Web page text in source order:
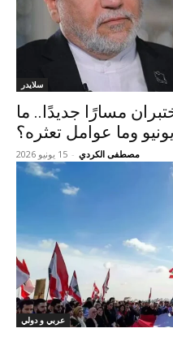
سلايدر
مسارًا جديدًا.. ما
وما عوامل تعثره؟
مصطفى الكردي - 15 يونيو 2026
عربي و دولي